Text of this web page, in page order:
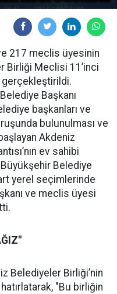
217 meclis üyesinin
Birliği Meclisi 11’inci
gerçekleştirildi.
Başkanı
başkanları ve
bulunulması ve
Akdeniz
ev sahibi
Büyükşehir Belediye
yerel seçimlerinde
ve meclis üyesi
Belediyeler Birliği’nin
hatırlatarak, "Bu birliğin